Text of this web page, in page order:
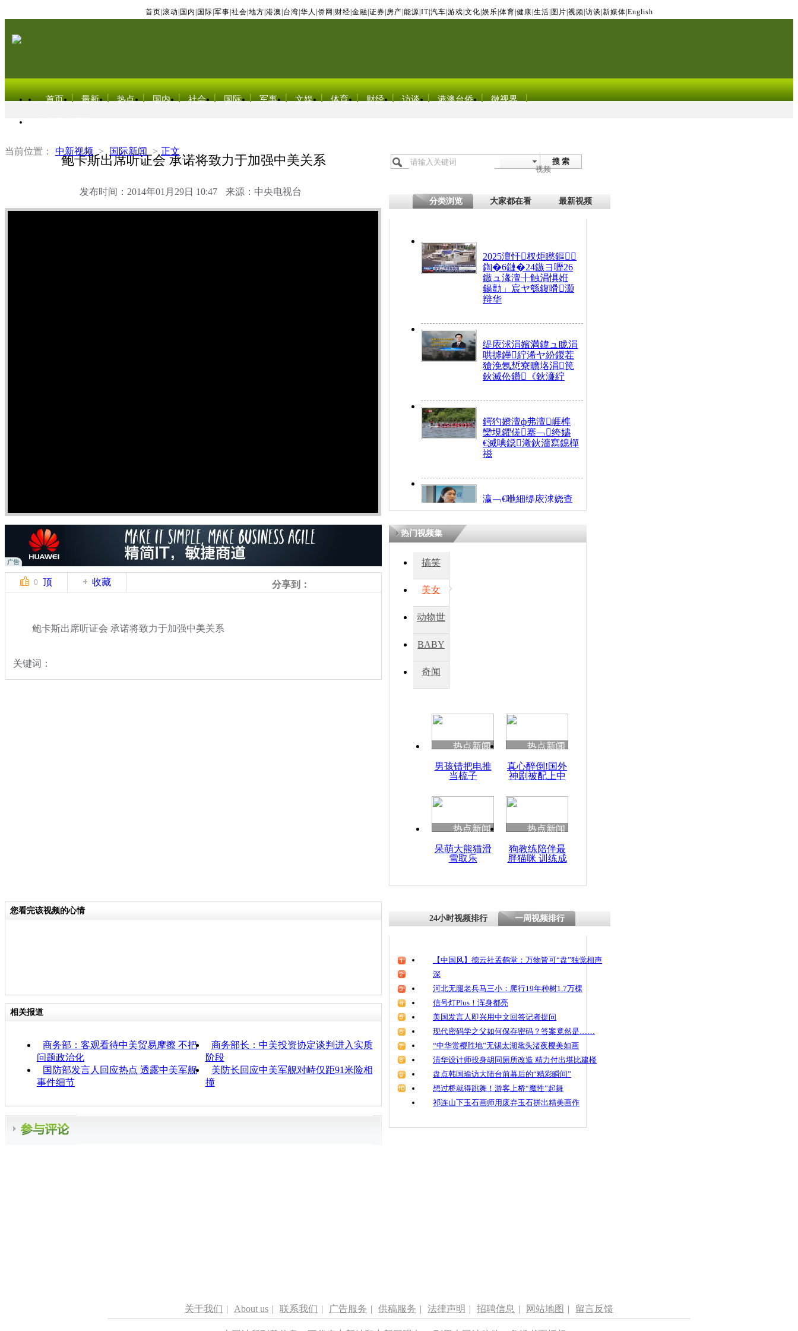
首页 滚动 国内 国际 军事 社会 地方 港澳 台湾 华人 侨网 财经 金融 证券 房产 能源 IT| 汽车 游戏 文化 娱乐 体育 健康 生活 图片 视频 访谈 新媒体 English
首页 最新 热点 国内 社会 国际 军事 文娱 体育 财经 访谈 港澳台侨 微视界
当前位置： 中新视频 > 国际新闻 > 正文
鲍卡斯出席听证会 承诺将致力于加强中美关系
发布时间：2014年01月29日 10:47 来源：中央电视台
搜 索
视频
分类浏览 大家都在看 最新视频
2025澶忓杈炬矁鏂
鍧�6鏈�24鏃ヨ嚦26
鏃ュ湪澶╂触涓惧姙
鍚勯」宸ヤ綔鍑嗗灏
辩华
缇庡浗涓嬪満鍏ュ眬涓
哄摢鑸紵浠ヤ紛鍐茬
獊浼氬惁寮曠垎涓笢
鈥滅伀鑽《鈥濓紵
鍔犳嬁澶ф弗澶崕榫
欒垷鑺傞搴﹁绔嬧
€滅唺鐚澂鈥濇寫鎴樿
禌
瀛﹁€咃細缇庡浗娆查
€间笢鍗椾簹涓庝腑鍥
熷悎浣� 涓ㄥ浗闄呰
0 顶 收藏 分享到：
鲍卡斯出席听证会 承诺将致力于加强中美关系
关键词：
热门视频集
搞笑
美女
动物世
BABY
秀
奇闻
热点新闻
男孩错把电推
当梳子
热点新闻
真心醉倒!国外
神剧被配上中
热点新闻
呆萌大熊猫滑
雪取乐
热点新闻
狗教练陪伴最
胖猫咪 训练成
您看完该视频的心情
相关报道
商务部：客观看待中美贸易摩擦 不把
问题政治化
商务部长：中美投资协定谈判进入实质
阶段
国防部发言人回应热点 透露中美军舰
事件细节
美防长回应中美军舰对峙仅距91米险相
撞
24小时视频排行 一周视频排行
【中国风】德云社孟鹤堂：万物皆可“盘”独觉相声
深
河北无腿老兵马三小：爬行19年种树1.7万棵
信号灯Plus！浑身都亮
美国发言人即兴用中文回答记者提问
现代密码学之父如何保存密码？答案竟然是……
“中华赏樱胜地”无锡太湖鼋头渚夜樱美如画
清华设计师投身胡同厕所改造 精力付出堪比建楼
盘点韩国瑜访大陆台前幕后的“精彩瞬间”
想过桥就得跳舞！游客上桥“魔性”起舞
祁连山下玉石画师用废弃玉石拼出精美画作
关于我们 | About us | 联系我们 | 广告服务 | 供稿服务 | 法律声明 | 招聘信息 | 网站地图 | 留言反馈